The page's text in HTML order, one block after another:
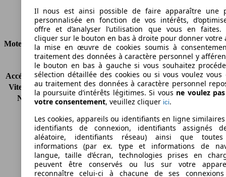
Ø 9.4 l/100km
Consommation
Moteur et Puissance
KW (CH)
100 kW (138 PS)
Accélération (0-100 km/h) 12.5s
Vitesse maximale (km/h)
185 km/h
Nombre de vitesses
6
Cylindrée
1998 ccm
Carburant
Essence
Cylindres
4
Transmission
Boîte manuelle
Type de traction
Traction avant
Il nous est ainsi possible de faire apparaître une
personnalisée en fonction de vos intérêts,
offre et d’analyser l’utilisation que vous en faites.
cliquer sur le bouton en bas à droite pour donner votre
la mise en œuvre de cookies soumis à
traitement des données à caractère personnel y
le bouton en bas à gauche si vous souhaitez
sélection détaillée des cookies ou si vous voulez vous
au traitement des données à caractère personnel
la poursuite d’intérêts légitimes. Si vous ne voulez
votre consentement, veuillez cliquer ici.
Les cookies, appareils ou identifiants en ligne
identifiants de connexion, identifiants assignés
aléatoire, identifiants réseau) ainsi que
informations (par ex. type et informations de
langue, taille d’écran, technologies prises en
peuvent être conservés ou lus sur votre
reconnaître celui-ci à chacune de ses